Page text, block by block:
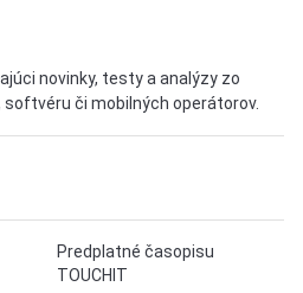
novinky, testy a analýzy zo
či mobilných operátorov.
Predplatné časopisu
TOUCHIT